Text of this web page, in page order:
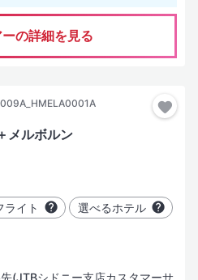
の詳細を見る
メルボルン
ライト 選べるホテル
(JTBシドニー支店カスタマーサ